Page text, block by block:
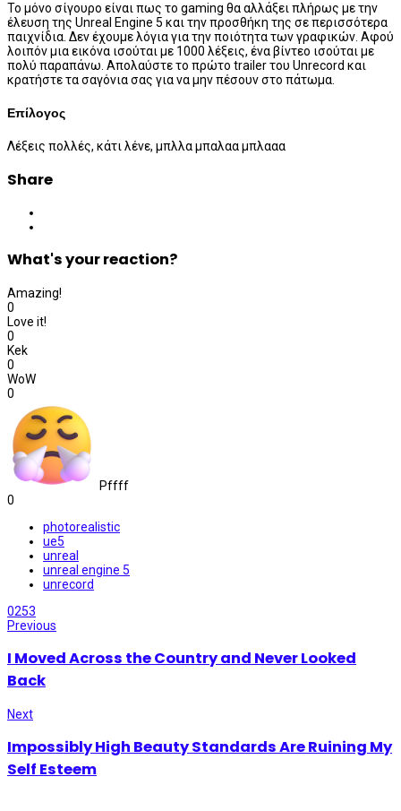
Το μόνο σίγουρο είναι πως το gaming θα αλλάξει πλήρως με την
έλευση της Unreal Engine 5 και την προσθήκη της σε περισσότερα
παιχνίδια. Δεν έχουμε λόγια για την ποιότητα των γραφικών. Αφού
λοιπόν μια εικόνα ισούται με 1000 λέξεις, ένα βίντεο ισούται με
πολύ παραπάνω. Απολαύστε το πρώτο trailer του Unrecord και
κρατήστε τα σαγόνια σας για να μην πέσουν στο πάτωμα.
Επίλογος
Λέξεις πολλές, κάτι λένε, μπλλα μπαλαα μπλααα
Share
What's your reaction?
Amazing!
0
Love it!
0
Kek
0
WoW
0
Pffff
0
photorealistic
ue5
unreal
unreal engine 5
unrecord
0253
Previous
I Moved Across the Country and Never Looked
Back
Next
Impossibly High Beauty Standards Are Ruining My
Self Esteem